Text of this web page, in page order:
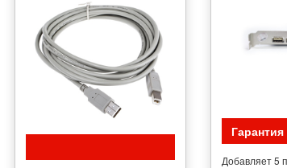
Гарантия
Добавляет 5